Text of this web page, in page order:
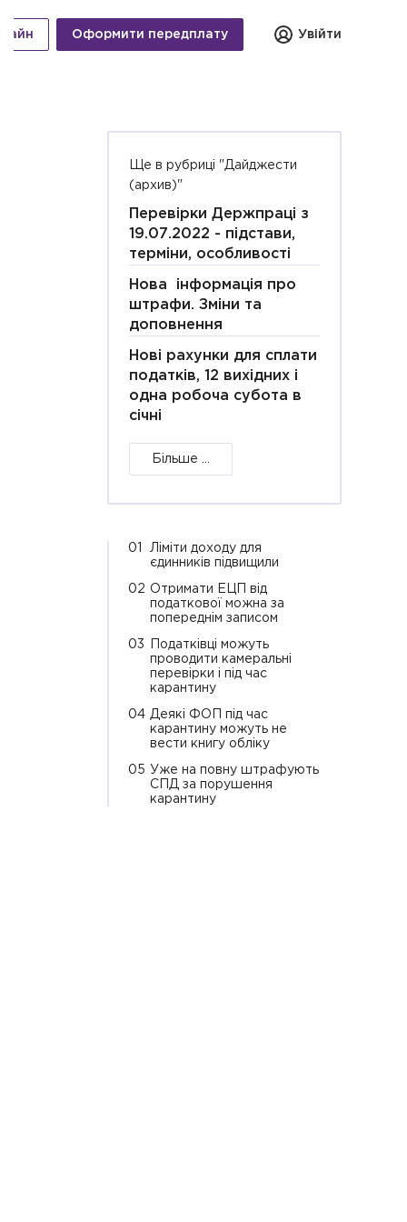
Оформити передплату Увійти
Ще в рубриці "Дайджести
(архив)"
Перевірки Держпраці з
19.07.2022 - підстави,
терміни, особливості
Нова інформація про
штрафи. Зміни та
доповнення
Нові рахунки для сплати
податків, 12 вихідних і
одна робоча субота в
січні
Більше ...
01
Ліміти доходу для
єдинників підвищили
02 Отримати ЕЦП від
податкової можна за
попереднім записом
03
Податківці можуть
проводити камеральні
перевірки і під час
карантину
04 Деякі ФОП під час
карантину можуть не
вести книгу обліку
05 Уже на повну штрафують
СПД за порушення
карантину